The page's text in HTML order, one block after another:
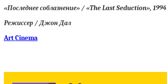
«Последнее соблазнение» / «The Last Seduction», 1994
Режиссер / Джон Дал
Art Cinema